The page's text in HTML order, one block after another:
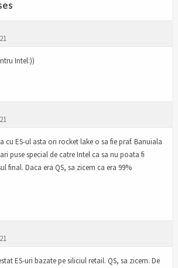
Intel:))
cu ES-ul asta ori rocket lake o sa fie praf. Banuiala
puse special de catre Intel ca sa nu poata fi
final. Daca era QS, sa zicem ca era 99%
ES-uri bazate pe siliciul retail. QS, sa zicem. De